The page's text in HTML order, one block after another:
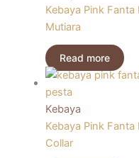
Kebaya Pink
Mutiara
Read more
Kebaya
Kebaya Pink
Collar